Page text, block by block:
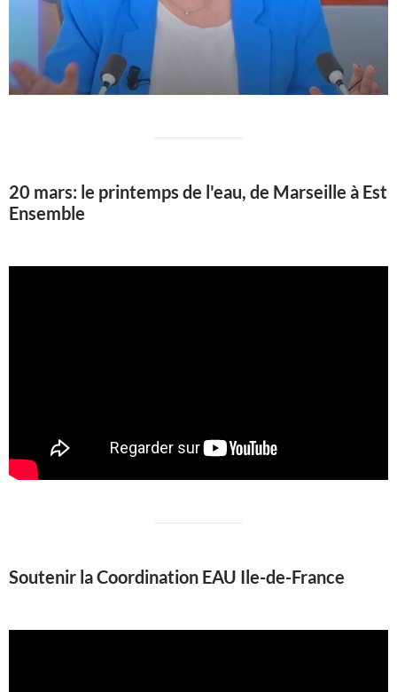
20 mars: le printemps de l'eau, de Marseille à Est
Ensemble
Soutenir la Coordination EAU Ile-de-France